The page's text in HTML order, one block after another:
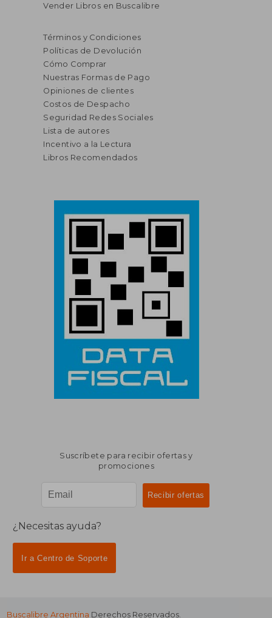
Vender Libros en Buscalibre
Términos y Condiciones
Políticas de Devolución
Cómo Comprar
Nuestras Formas de Pago
Opiniones de clientes
Costos de Despacho
Seguridad Redes Sociales
Lista de autores
Incentivo a la Lectura
Libros Recomendados
Suscríbete para recibir ofertas y
promociones
¿Necesitas ayuda?
Ir a Centro de Soporte
Buscalibre Argentina Derechos Reservados.